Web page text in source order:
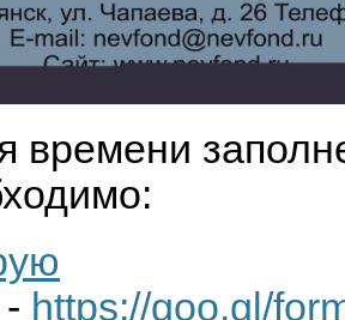
времени
- https://goo.gl/